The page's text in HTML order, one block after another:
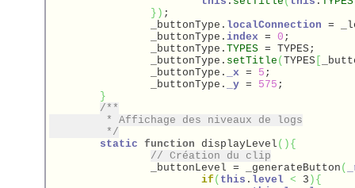
} ) ;
		_buttonType.
localConnection =
		_buttonType.
index = 0 ;
		_buttonType.
TYPES = TYPES;
		_buttonType.
setTitle ( TYPES
		_buttonType.
_x = 5 ;
		_buttonType.
_y = 575 ;
}
/**
	 */
static function displayLevel ( ) {
// Création du clip
		_buttonLevel = _generateButton
(
if ( this . level < 3 ) {